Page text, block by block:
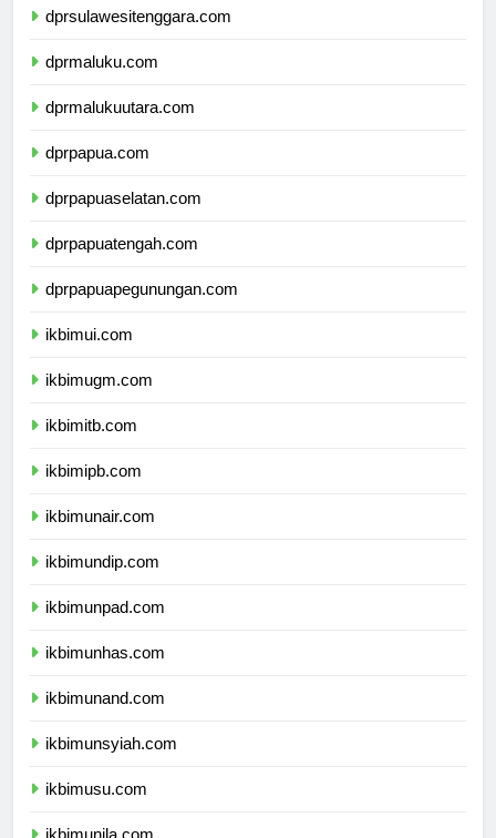
dprsulawesitenggara.com
dprmaluku.com
dprmalukuutara.com
dprpapua.com
dprpapuaselatan.com
dprpapuatengah.com
dprpapuapegunungan.com
ikbimui.com
ikbimugm.com
ikbimitb.com
ikbimipb.com
ikbimunair.com
ikbimundip.com
ikbimunpad.com
ikbimunhas.com
ikbimunand.com
ikbimunsyiah.com
ikbimusu.com
ikbimunila.com